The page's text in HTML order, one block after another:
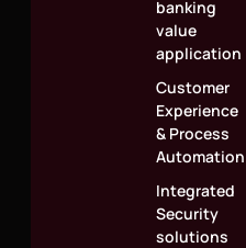
banking
value
application
Customer
Experience
& Process
Automation
Integrated
Security
solutions